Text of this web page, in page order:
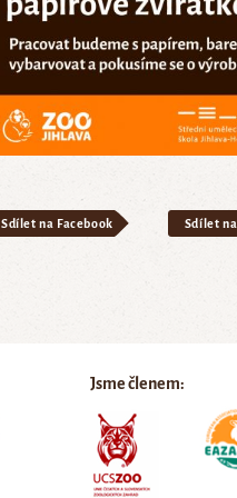
Sdílet na Facebook Sdílet
Jsme členem: